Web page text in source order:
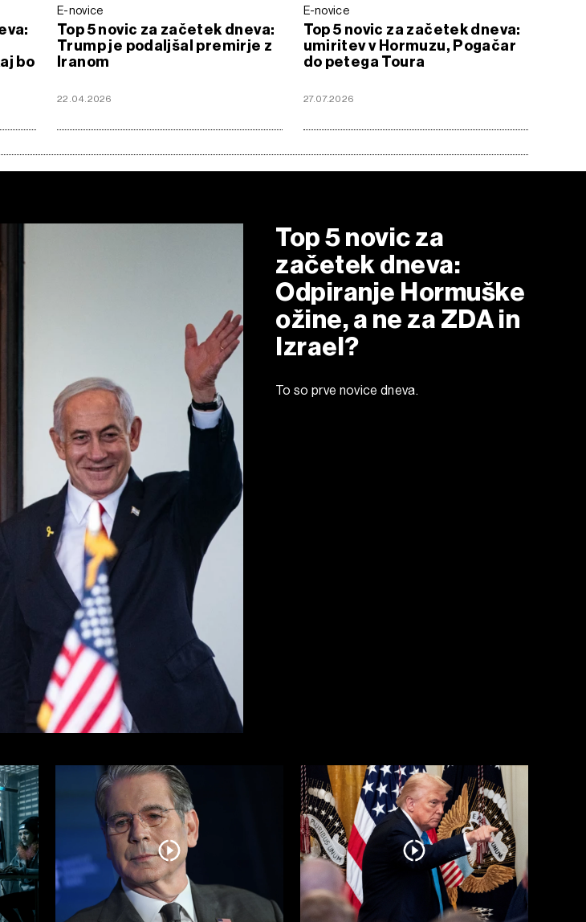
bo
E-novice
Top 5 novic za začetek dneva:
Trump je podaljšal premirje z
Iranom
22.04.2026
E-novice
Top 5 novic za začetek dneva:
umiritev v Hormuzu, Pogačar
do petega Toura
27.07.2026
Top 5 novic za
začetek dneva:
Odpiranje Hormuške
ožine, a ne za ZDA in
Izrael?
To so prve novice dneva.